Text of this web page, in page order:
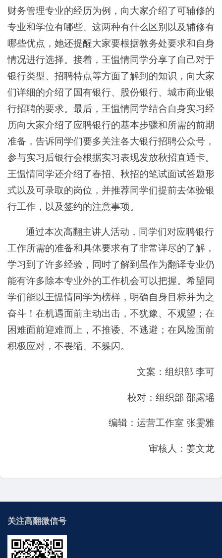
财务管理专业的经历为例，向大家介绍了可辅修的
专业和学位有哪些、这两种有什么区别以及辅修有
哪些优点，她还提醒大家要根据教务处要求和自身
情况进行选择。接着，王愠情同学分享了自己对于
银行类型、招聘特点等方面了解到的知识，向大家
们详细的介绍了国有银行、股份银行、城市商业银
行招聘的要求。最后，王愠情同学结合自身实习经
历向大家介绍了应聘银行的基本步骤和所需的前期
准备，告诉同学们要多关注各大银行招聘公众号，
参与实习后银行会根据实习表现发放秋招直通卡。
王愠情同学还介绍了春招、秋招的笔试面试答题形
式以及可录取的岗位，并推荐同学们提前去体验银
行工作，以及签约的注意事项。
通过本次高翻主讲人活动，同学们对应聘银行
工作所需的准备和具体要求有了非常详尽的了解，
学习到了许多经验，同时了解到虽作为翻译专业仍
能有许多除本专业外的工作机会可以把握。希望同
学们能以王愠情同学为榜样，明确自身目标并为之
奋斗！在机遇面前主动出击，不犹豫、不观望；在
困难面前迎难而上，不推诿、不逃避；在风险面前
积极应对，不畏缩、不躲闪。
文案：组织部 李可
校对：组织部 邵露瑶
编辑：运营工作室 张雯雅
审核人：姜文龙
关注高翻微信号